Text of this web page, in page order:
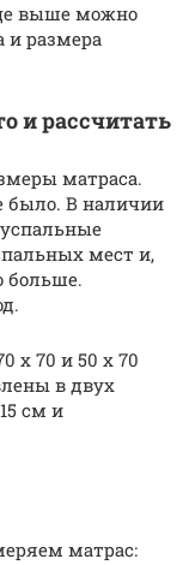
выше можно
и размера
и рассчитать
матраса.
было. В наличии
мест и,
больше.
х 70 и 50 х 70
в двух
см и
матрас: